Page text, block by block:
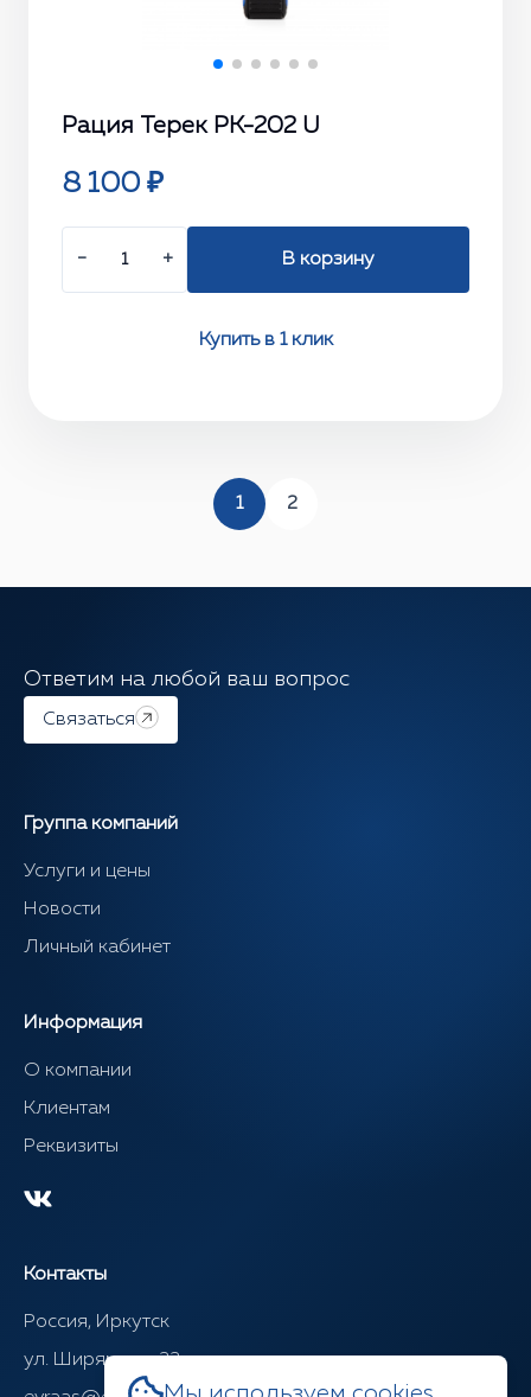
Рация Терек РК-202 U
8 100 ₽
− + В корзину
Купить в 1 клик
1 2
Ответим на любой ваш вопрос
Связаться
Группа компаний
Услуги и цены
Новости
Личный кабинет
Информация
О компании
Клиентам
Реквизиты
Контакты
Россия, Иркутск
ул. Ширямова, 22